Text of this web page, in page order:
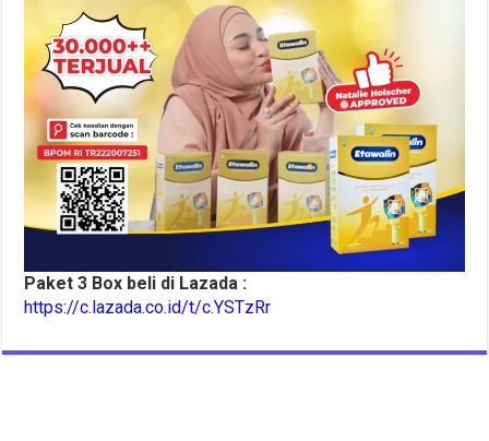
Paket 3 Box beli di Lazada :
https://c.lazada.co.id/t/c.YSTzRr